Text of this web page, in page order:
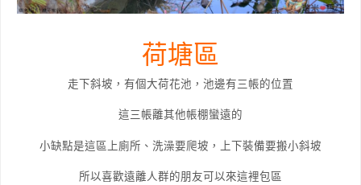
荷塘區
走下斜坡，有個大荷花池，池邊有三帳的位置
這三帳離其他帳棚蠻遠的
小缺點是這區上廁所、洗澡要爬坡，上下裝備要搬小斜坡
所以喜歡遠離人群的朋友可以來這裡包區